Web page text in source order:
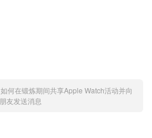
如何在锻炼期间共享Apple Watch活动并向
朋友发送消息